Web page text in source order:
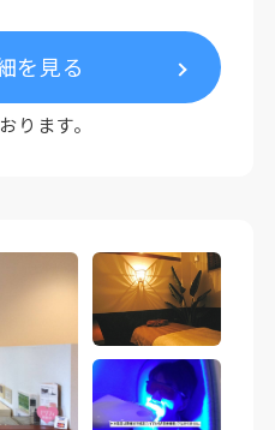
を見る
ります。